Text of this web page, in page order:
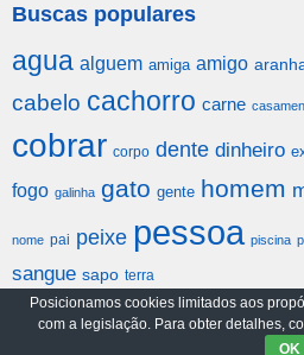
Buscas populares
agua alguem amiga amigo
cabelo cachorro carne
cobrar corpo dente dinheiro
fogo galinha gato gente homem
nome pai peixe pessoa piscina
sangue sapo terra
Arquivo Política de
Posicionamos cookies limitados aos
com a legislação. Para obter detalhes,
OK